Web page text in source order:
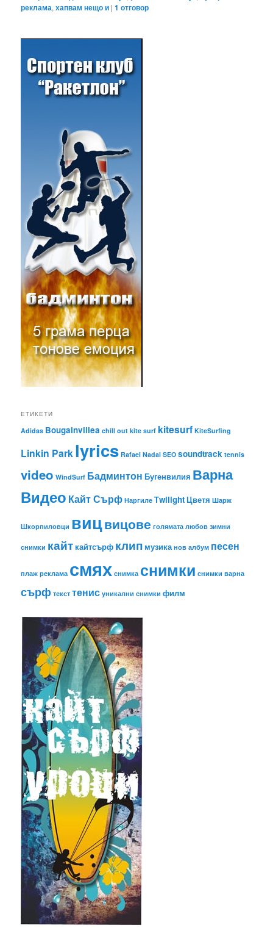
реклама,хапвам нещо и |1 отговор
ЕТИКЕТИ
Adidas Bougainvillea chill out kite surf kitesurf KiteSurfing
Linkin Parklyrics Rafael Nadal SEO soundtrack tennis
video WindSurf Бадминтон Бугенвилия Варна
Видео Кайт Сърф Наргиле ТwilightЦветя Шарж
Шкорпиловци вицвицове голямата любов зимни
снимки кайт кайтсърф клип музика нов албум песен
плаж реклама смях снимка снимки снимки варна
сърф текст тенис уникални снимки филм